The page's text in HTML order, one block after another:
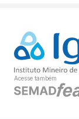
Acesse também